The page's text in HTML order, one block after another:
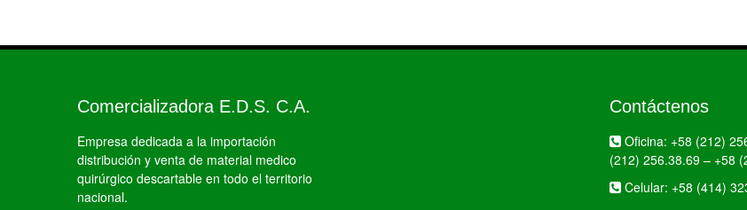
Comercializadora E.D.S. C.A.
Empresa dedicada a la importación
distribución y venta de material medico
quirúrgico descartable en todo el territorio
nacional.
Contáctenos
Oficina: +58 (212)
(212) 256.38.69 – +58
Celular: +58 (414)